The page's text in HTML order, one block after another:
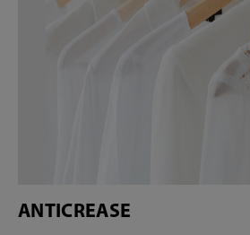
ANTICREASE